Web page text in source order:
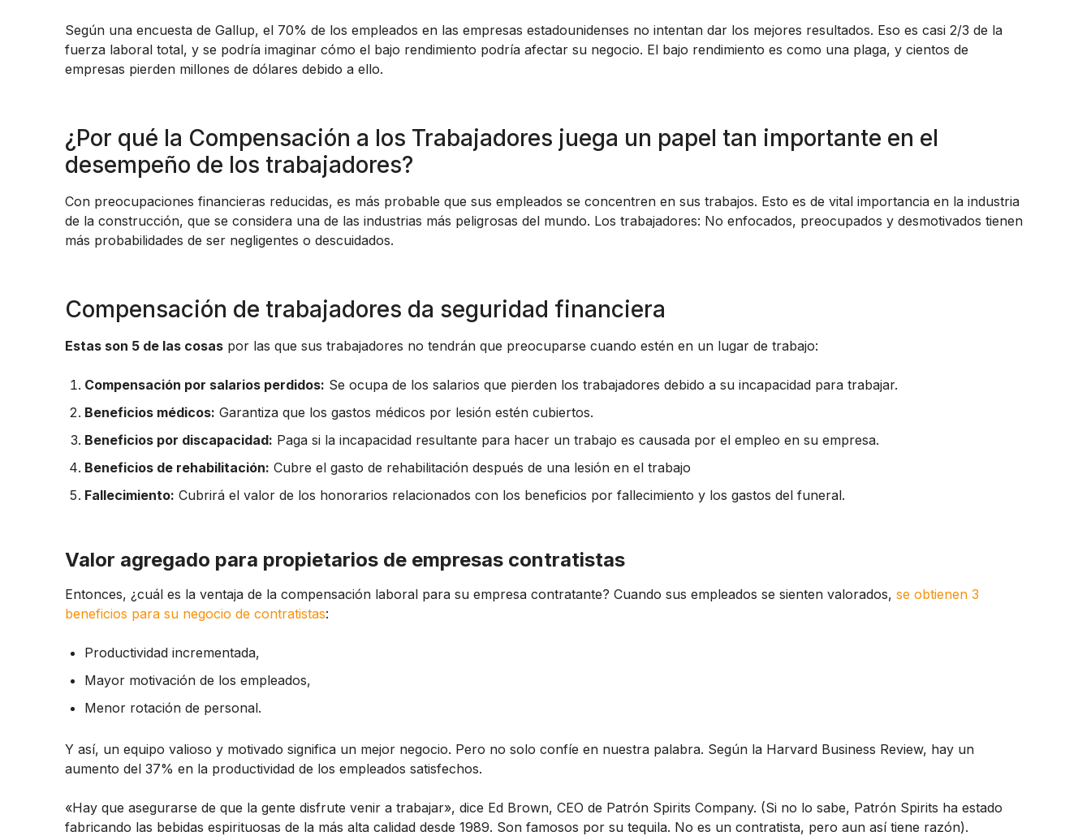
Según una encuesta de Gallup, el 70% de los empleados en las empresas estadounidenses no intentan dar los mejores resultados. Eso es casi 2/3 de la
fuerza laboral total, y se podría imaginar cómo el bajo rendimiento podría afectar su negocio. El bajo rendimiento es como una plaga, y cientos de
empresas pierden millones de dólares debido a ello.
¿Por qué la Compensación a los Trabajadores juega un papel tan importante en el
desempeño de los trabajadores?
Con preocupaciones financieras reducidas, es más probable que sus empleados se concentren en sus trabajos. Esto es de vital importancia en la industria
de la construcción, que se considera una de las industrias más peligrosas del mundo. Los trabajadores: No enfocados, preocupados y desmotivados tienen
más probabilidades de ser negligentes o descuidados.
Compensación de trabajadores da seguridad financiera
Estas son 5 de las cosas por las que sus trabajadores no tendrán que preocuparse cuando estén en un lugar de trabajo:
Compensación por salarios perdidos: Se ocupa de los salarios que pierden los trabajadores debido a su incapacidad para trabajar.
Beneficios médicos: Garantiza que los gastos médicos por lesión estén cubiertos.
Beneficios por discapacidad: Paga si la incapacidad resultante para hacer un trabajo es causada por el empleo en su empresa.
Beneficios de rehabilitación: Cubre el gasto de rehabilitación después de una lesión en el trabajo
Fallecimiento: Cubrirá el valor de los honorarios relacionados con los beneficios por fallecimiento y los gastos del funeral.
Valor agregado para propietarios de empresas contratistas
Entonces, ¿cuál es la ventaja de la compensación laboral para su empresa contratante? Cuando sus empleados se sienten valorados, se obtienen 3
beneficios para su negocio de contratistas:
Productividad incrementada,
Mayor motivación de los empleados,
Menor rotación de personal.
Y así, un equipo valioso y motivado significa un mejor negocio. Pero no solo confíe en nuestra palabra. Según la Harvard Business Review, hay un
aumento del 37% en la productividad de los empleados satisfechos.
«Hay que asegurarse de que la gente disfrute venir a trabajar», dice Ed Brown, CEO de Patrón Spirits Company. (Si no lo sabe, Patrón Spirits ha estado
fabricando las bebidas espirituosas de la más alta calidad desde 1989. Son famosos por su tequila. No es un contratista, pero aun así tiene razón).